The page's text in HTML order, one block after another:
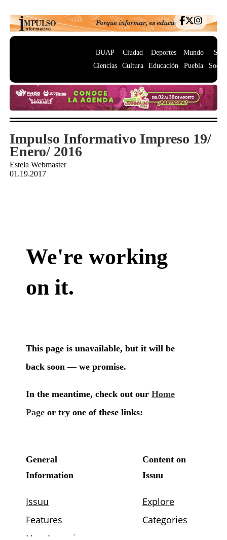
BUAP
Ciencias
Ciudad
Cultura
Deportes
Educación
Mundo
Puebla
Impulso Informativo Impreso 19/
Enero/ 2016
Estela Webmaster
01.19.2017